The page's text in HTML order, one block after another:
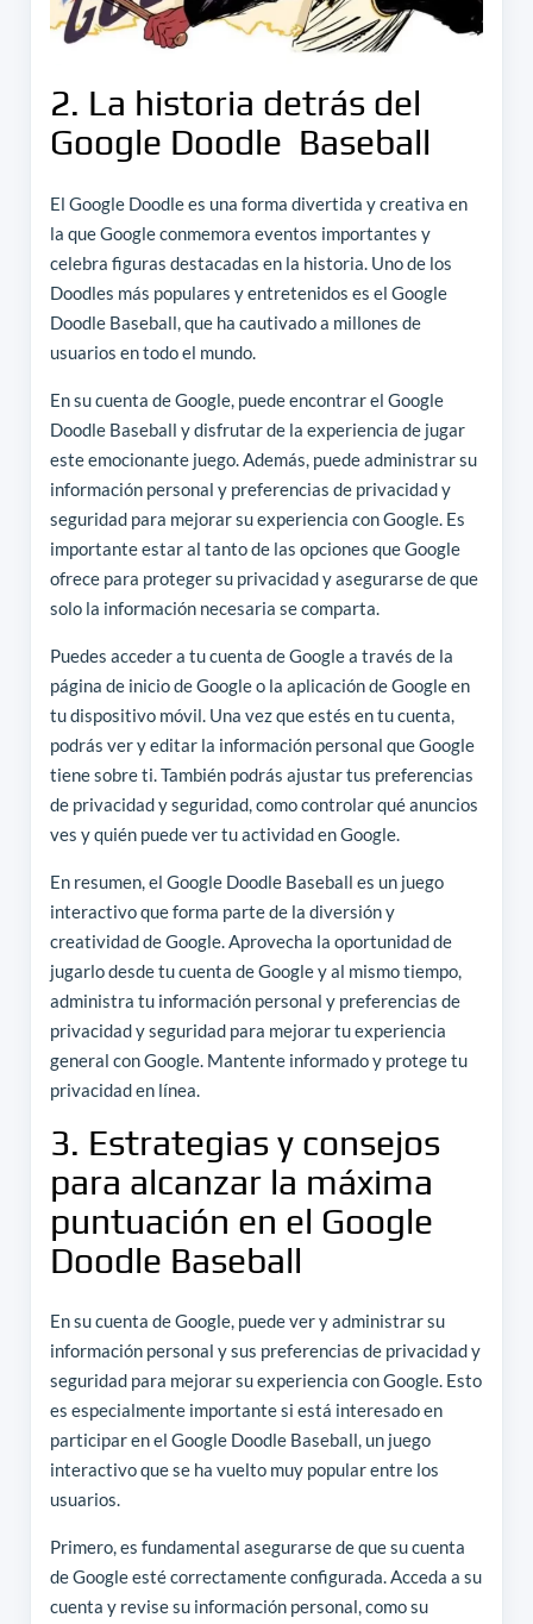
2. La historia detrás del
Google Doodle Baseball
El Google Doodle es una forma divertida y creativa en
la que Google conmemora eventos importantes y
celebra figuras destacadas en la historia. Uno de los
Doodles más populares y entretenidos es el Google
Doodle Baseball, que ha cautivado a millones de
usuarios en todo el mundo.
En su cuenta de Google, puede encontrar el Google
Doodle Baseball y disfrutar de la experiencia de jugar
este emocionante juego. Además, puede administrar su
información personal y preferencias de privacidad y
seguridad para mejorar su experiencia con Google. Es
importante estar al tanto de las opciones que Google
ofrece para proteger su privacidad y asegurarse de que
solo la información necesaria se comparta.
Puedes acceder a tu cuenta de Google a través de la
página de inicio de Google o la aplicación de Google en
tu dispositivo móvil. Una vez que estés en tu cuenta,
podrás ver y editar la información personal que Google
tiene sobre ti. También podrás ajustar tus preferencias
de privacidad y seguridad, como controlar qué anuncios
ves y quién puede ver tu actividad en Google.
En resumen, el Google Doodle Baseball es un juego
interactivo que forma parte de la diversión y
creatividad de Google. Aprovecha la oportunidad de
jugarlo desde tu cuenta de Google y al mismo tiempo,
administra tu información personal y preferencias de
privacidad y seguridad para mejorar tu experiencia
general con Google. Mantente informado y protege tu
privacidad en línea.
3. Estrategias y consejos
para alcanzar la máxima
puntuación en el Google
Doodle Baseball
En su cuenta de Google, puede ver y administrar su
información personal y sus preferencias de privacidad y
seguridad para mejorar su experiencia con Google. Esto
es especialmente importante si está interesado en
participar en el Google Doodle Baseball, un juego
interactivo que se ha vuelto muy popular entre los
usuarios.
Primero, es fundamental asegurarse de que su cuenta
de Google esté correctamente configurada. Acceda a su
cuenta y revise su información personal, como su